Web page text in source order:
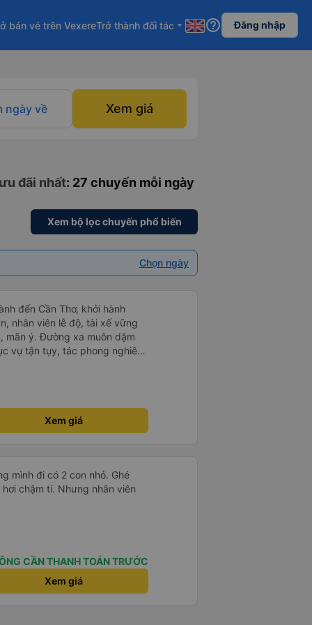
bán vé trên VexereTrở thành đối tác arrow_drop_down help_outline Đăng nhập
ngày về Xem giá
đãi nhất: 27 chuyến mỗi ngày
Xem bộ lọc chuyến phổ biến
Chọn ngày
đến Cần Thơ, khởi hành
nhân viên lễ độ, tài xế vững
vụ tận tụy, tác phong nghiêm
tiền vội vã. Xã hội loạn đạo.
Xem giá
mình đi có 2 con nhỏ. Ghé
chậm tí. Nhưng nhân viên
CẦN THANH TOÁN TRƯỚC
Xem giá